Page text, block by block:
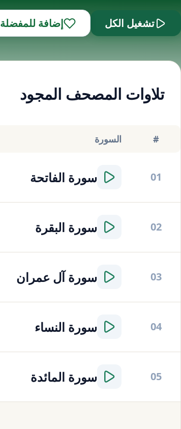
تشغيل الكل إضافة للمفضلة
تلاوات المصحف المجود
# السورة
01 سورة الفاتحة
02 سورة البقرة
03 سورةآل عمران
04 سورة النساء
05 سورة المائدة